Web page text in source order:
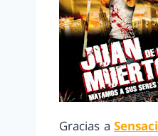
Gracias a